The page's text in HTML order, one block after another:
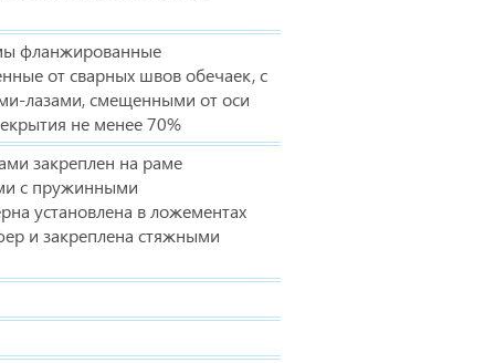
фланжированные
от сварных швов обечаек, с
лазами, смещенными от оси
не менее 70%
закреплен на раме
с пружинными
установлена в ложементах
и закреплена стяжными